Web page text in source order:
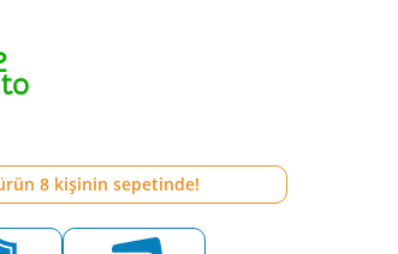
8kişinin sepetinde!